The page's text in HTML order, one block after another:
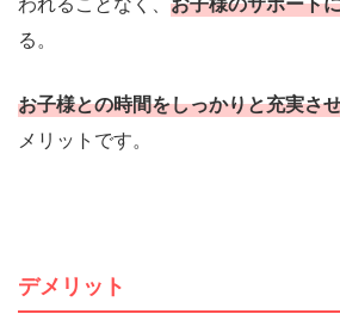
る。
お子様との時間をしっかりと充実さ
メリットです。
デメリット